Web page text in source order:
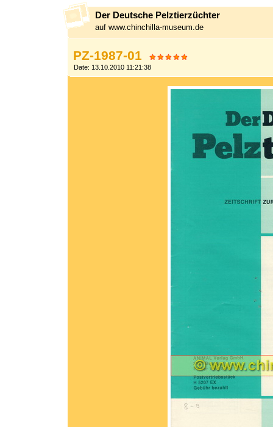
Der Deutsche Pelztierzüchter
auf www.chinchilla-museum.de
PZ-1987-01
Date: 13.10.2010 11:21:38